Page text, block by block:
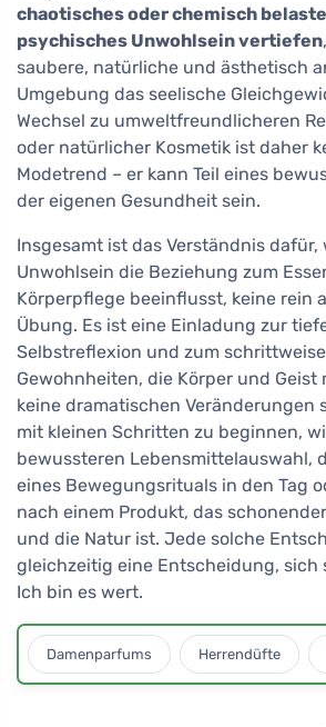
chaotisches oder chemisch
psychisches Unwohlsein vertiefen
saubere, natürliche und ästhetisch
Umgebung das seelische
Wechsel zu umweltfreundlicheren
oder natürlicher Kosmetik ist daher
Modetrend – er kann Teil eines
der eigenen Gesundheit sein.
Insgesamt ist das Verständnis
Unwohlsein die Beziehung zum
Körperpflege beeinflusst, keine rein
Übung. Es ist eine Einladung zur
Selbstreflexion und zum
Gewohnheiten, die Körper und Geist
keine dramatischen Veränderungen
mit kleinen Schritten zu beginnen,
bewussteren Lebensmittelauswahl,
eines Bewegungsrituals in den Tag
nach einem Produkt, das
und die Natur ist. Jede solche
gleichzeitig eine Entscheidung, sich
Ich bin es wert.
Damenparfums Herrendüfte